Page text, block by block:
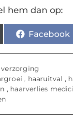
hem dan op:
Facebook
, haaruitval ,
, haarverlies